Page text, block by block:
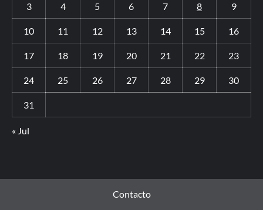
3 4 5 6 7 8 9
10 11 12 13 14 15 16
17 18 19 20 21 22 23
24 25 26 27 28 29 30
31
« Jul
Contacto